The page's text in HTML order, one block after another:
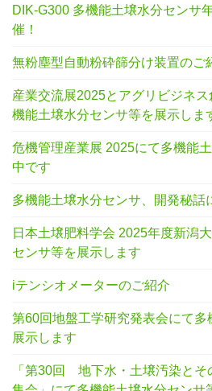
DIK-G300 多機能土壌水分センサ
催！
無粉塵型自動粉砕篩分け装置のご
産業交流展2025とアグリビジネ
機能土壌水分センサ等を展示しま
危機管理産業展 2025にて多機能
中です
多機能土壌水分センサ、開発秘話
日本土壌肥料学会 2025年度新潟
センサ等を展示します
iテンシオメーターのご紹介
第60回地盤工学研究発表会にて
展示します
「第30回 地下水・土壌汚染とそ